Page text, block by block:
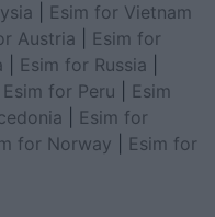
Esim for Vietnam
Austria
Esim for
Esim for Russia
Esim for Peru
Esim
Esim for
for Norway
Esim for